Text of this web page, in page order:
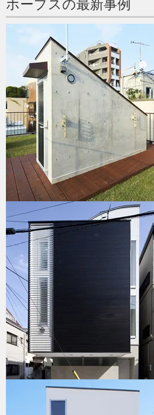
ホープスの最新事例